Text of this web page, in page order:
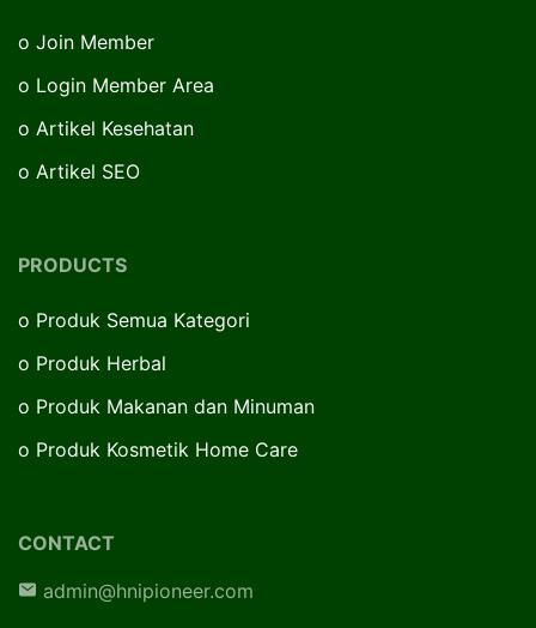
o Join Member
o Login Member Area
o Artikel Kesehatan
o Artikel SEO
PRODUCTS
o Produk Semua Kategori
o Produk Herbal
o Produk Makanan dan Minuman
o Produk Kosmetik Home Care
CONTACT
admin@hnipioneer.com